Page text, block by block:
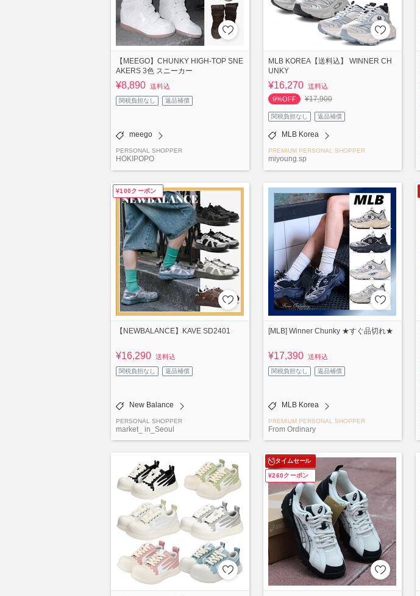
【MEEGO】CHUNKY HIGH-TOP SNE
AKERS 3色 スニーカー
¥8,890 送料込
関税負担なし 返品補償
meego
PERSONAL SHOPPER
HOKIPOPO
MLB KOREA【送料込】 WINNER CH
UNKY
¥16,270 送料込
9%OFF
¥17,900
関税負担なし 返品補償
MLB Korea
PREMIUM PERSONAL SHOPPER
miyoung.sp
¥100クーポン
【NEWBALANCE】KAVE SD2401
¥16,290 送料込
関税負担なし 返品補償
New Balance
PERSONAL SHOPPER
market_ in_Seoul
[MLB] Winner Chunky ★すぐ品切れ★
¥17,390 送料込
関税負担なし 返品補償
MLB Korea
PREMIUM PERSONAL SHOPPER
From Ordinary
タイムセール
¥260クーポン